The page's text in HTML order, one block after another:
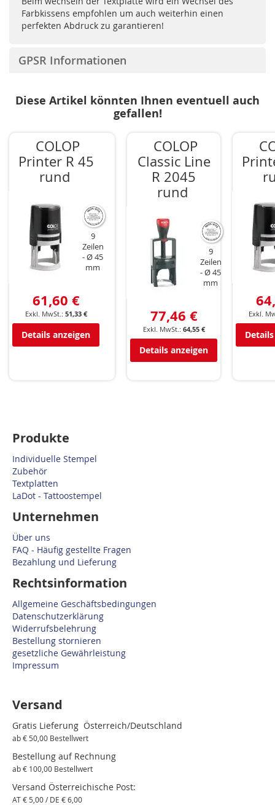
Farbkissens empfohlen um auch weiterhin einen
perfekten Abdruck zu garantieren!
GPSR Informationen
Diese Artikel könnten Ihnen eventuell auch
gefallen!
COLOP
Printer R 45
rund
9
Zeilen
Ø 45
mm
61,60 €
51,33 €
Details anzeigen
COLOP
Classic Line
R 2045
rund
9
Zeilen
Ø 45
mm
77,46 €
64,55 €
Details anzeigen
Produkte
Individuelle Stempel
Zubehör
Textplatten
LaDot - Tattoostempel
Unternehmen
Über uns
FAQ - Häufig gestellte Fragen
Bezahlung und Lieferung
Rechtsinformation
Allgemeine Geschäftsbedingungen
Datenschutzerklärung
Widerrufsbelehrung
Bestellung stornieren
gesetzliche Gewährleistung
Impressum
Versand
Gratis Lieferung Österreich/Deutschland
ab € 50,00 Bestellwert
Bestellung auf Rechnung
ab € 100,00 Bestellwert
Versand Österreichische Post:
AT € 5,00 / DE € 6,00